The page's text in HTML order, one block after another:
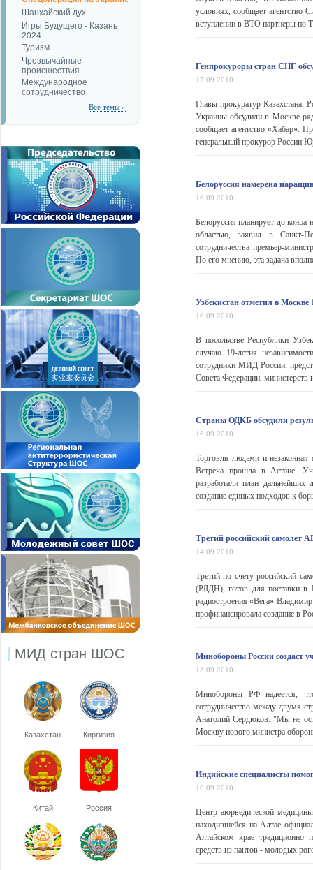
Шанхайский дух
Игры Будущего - Казань
2024
Туризм
Чрезвычайные
происшествия
Международное
сотрудничество
Все темы »
МИД стран ШОС
Казахстан Киргизия
Китай Россия
условиях, сообщает агентство
вступлении в ВТО партнеры по
Генпрокуроры стран СНГ
17.09.2010
Главы прокуратур Казахстана,
Украины обсудили в Москве
сообщает агентство «Хабар».
генеральный прокурор России
Белоруссия намерена
16.09.2010
Белоруссия планирует до конца
областью, заявил в Санкт-
сотрудничества премьер-
По его мнению, эта задача
Узбекистан отметил в Москве
16.09.2010
В посольстве Республики
случаю 19-летия
сотрудники МИД России,
Совета Федерации,
Страны ОДКБ обсудили
16.09.2010
Торговля людьми и
Встреча прошла в Астане.
разработали план
создание единых подходов к
Третий российский самолет
14.09.2010
Третий по счету российский
(РЛДН), готов для поставки в
радиостроения «Вега»
профинансировала создание в
Минобороны России создаст
13.09.2010
Минобороны РФ надеется,
сотрудничество между двумя
Анатолий Сердюков. "Мы не
Москву нового министра
Индийские специалисты
10.09.2010
Центр аюрведической
находившейся на Алтае
Алтайском крае традиционно
средств из пантов - молодых